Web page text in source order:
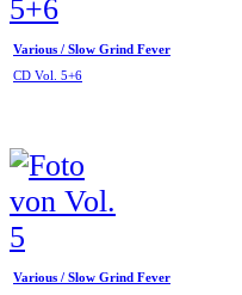
Various / Slow Grind Fever
CD Vol. 5+6
Various / Slow Grind Fever